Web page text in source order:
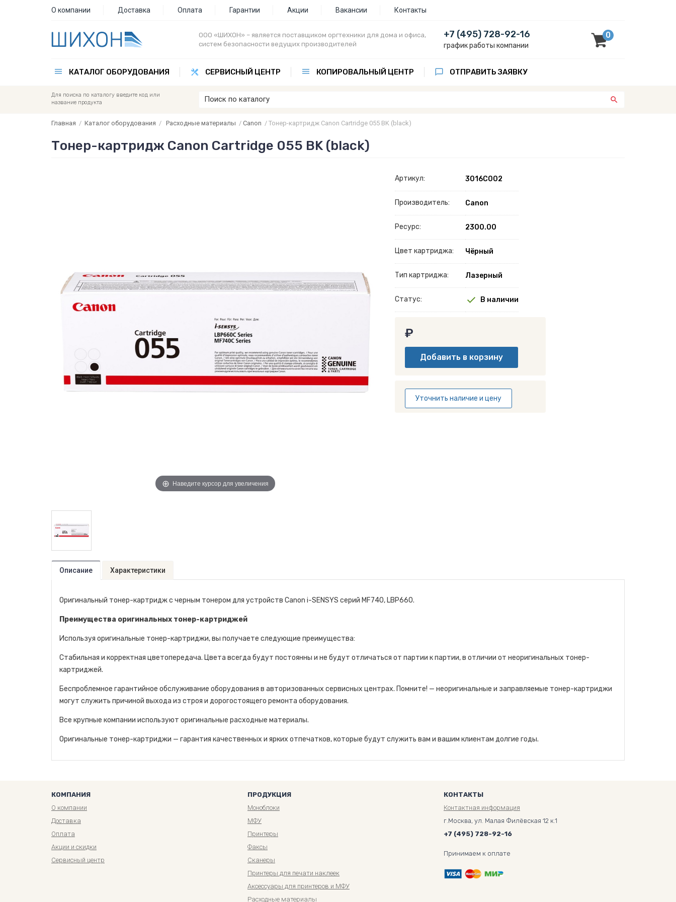
О компании Доставка Оплата Гарантии Акции Вакансии Контакты
ООО «ШИХОН» – является поставщиком оргтехники для дома и офиса,
систем безопасности ведущих производителей
+7 (495) 728-92-16
график работы компании
0
КАТАЛОГ ОБОРУДОВАНИЯ СЕРВИСНЫЙ ЦЕНТР КОПИРОВАЛЬНЫЙ ЦЕНТР ОТПРАВИТЬ ЗАЯВКУ
Для поиска по каталогу введите код или
название продукта
Главная / Каталог оборудования / Расходные материалы / Canon / Тонер-картридж Canon Cartridge 055 BK (black)
Тонер-картридж Canon Cartridge 055 BK (black)
Наведите курсор для увеличения
Артикул: 3016C002
Производитель: Canon
Ресурс: 2300.00
Цвет картриджа: Чёрный
Тип картриджа: Лазерный
Статус: В наличии
₽
Уточнить наличие и цену
Описание Характеристики
Оригинальный тонер-картридж с черным тонером для устройств Canon i-SENSYS серий MF740, LBP660.
Преимущества оригинальных тонер-картриджей
Используя оригинальные тонер-картриджи, вы получаете следующие преимущества:
Стабильная и корректная цветопередача. Цвета всегда будут постоянны и не будут отличаться от партии к партии, в отличии от неоригинальных тонер-
картриджей.
Беспроблемное гарантийное обслуживание оборудования в авторизованных сервисных центрах. Помните! — неоригинальные и заправляемые тонер-картриджи
могут служить причиной выхода из строя и дорогостоящего ремонта оборудования.
Все крупные компании используют оригинальные расходные материалы.
Оригинальные тонер-картриджи — гарантия качественных и ярких отпечатков, которые будут служить вам и вашим клиентам долгие годы.
КОМПАНИЯ
О компании
Доставка
Оплата
Акции и скидки
Сервисный центр
ПРОДУКЦИЯ
Моноблоки
МФУ
Принтеры
Факсы
Сканеры
Принтеры для печати наклеек
Аксессуары для принтеров и МФУ
Расходные материалы
КОНТАКТЫ
Контактная информация
г.Москва, ул. Малая Филёвская 12 к.1
+7 (495) 728-92-16
Принимаем к оплате